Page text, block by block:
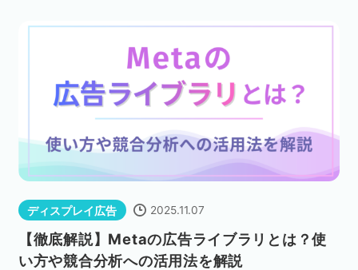
ディスプレイ広告 2025.11.07
【徹底解説】Metaの広告ライブラリとは？使
い方や競合分析への活用法を解説